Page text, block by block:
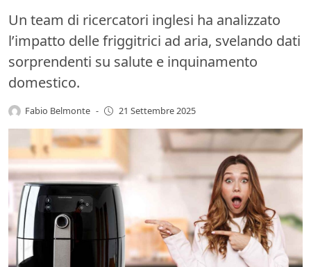
Un team di ricercatori inglesi ha analizzato
l’impatto delle friggitrici ad aria, svelando dati
sorprendenti su salute e inquinamento
domestico.
Fabio Belmonte - 21 Settembre 2025